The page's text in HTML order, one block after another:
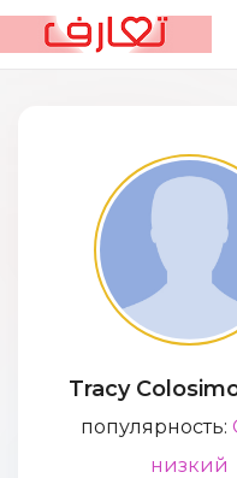
Tracy
популярность:
низкий